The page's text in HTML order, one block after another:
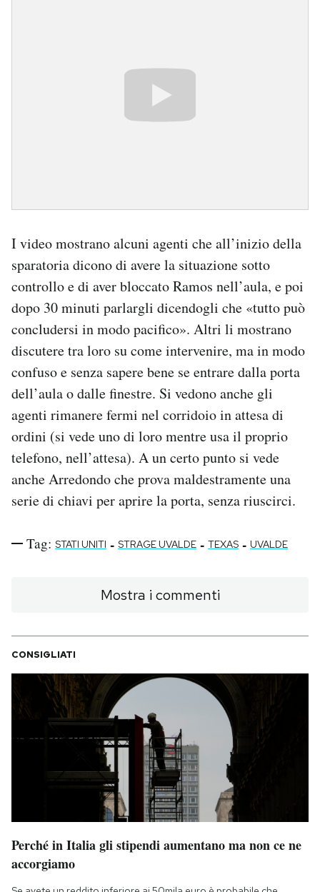
I video mostrano alcuni agenti che all’inizio della
sparatoria dicono di avere la situazione sotto
controllo e di aver bloccato Ramos nell’aula, e poi
dopo 30 minuti parlargli dicendogli che «tutto può
concludersi in modo pacifico». Altri li mostrano
discutere tra loro su come intervenire, ma in modo
confuso e senza sapere bene se entrare dalla porta
dell’aula o dalle finestre. Si vedono anche gli
agenti rimanere fermi nel corridoio in attesa di
ordini (si vede uno di loro mentre usa il proprio
telefono, nell’attesa). A un certo punto si vede
anche Arredondo che prova maldestramente una
serie di chiavi per aprire la porta, senza riuscirci.
Tag: STATI UNITI - STRAGE UVALDE - TEXAS - UVALDE
Mostra i commenti
CONSIGLIATI
Perché in Italia gli stipendi aumentano ma non ce ne
accorgiamo